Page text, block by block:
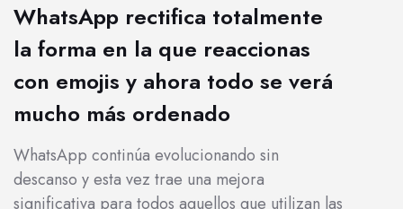
WhatsApp rectifica totalmente
la forma en la que reaccionas
con emojis y ahora todo se verá
mucho más ordenado
WhatsApp continúa evolucionando sin
descanso y esta vez trae una mejora
significativa para todos aquellos que utilizan las